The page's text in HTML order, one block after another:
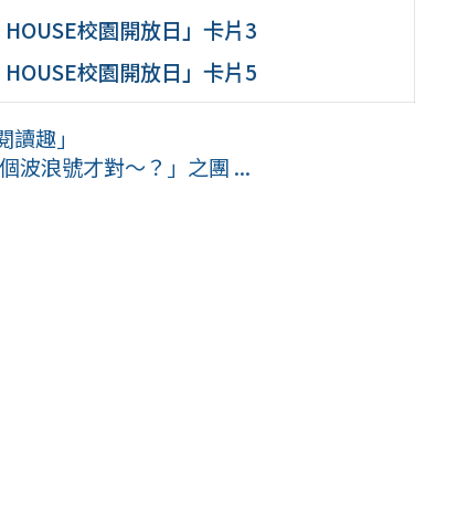
校園開放日」卡片3
校園開放日」卡片5
趣」
波浪號才對～？」之團 ...